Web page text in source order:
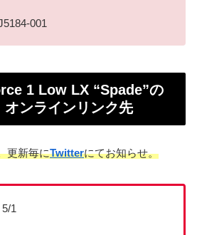
001
1 Low LX “Spade”の
ンラインリンク先
更新毎にTwitterにてお知らせ。
1